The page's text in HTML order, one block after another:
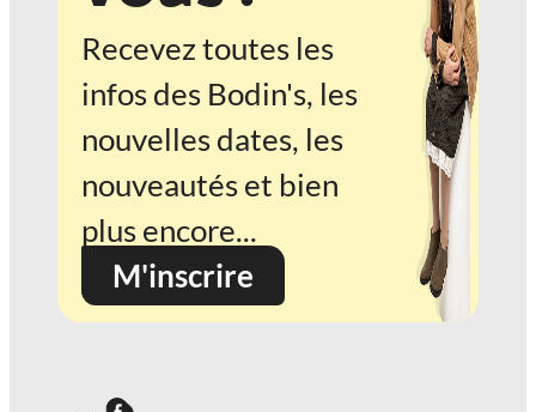
Recevez toutes les
infos des Bodin's, les
nouvelles dates, les
nouveautés et bien
plus encore...
M'inscrire